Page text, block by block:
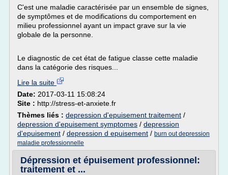
C'est une maladie caractérisée par un ensemble de signes,
de symptômes et de modifications du comportement en
milieu professionnel ayant un impact grave sur la vie
globale de la personne.
Le diagnostic de cet état de fatigue classe cette maladie
dans la catégorie des risques...
Lire la suite
Date: 2017-03-11 15:08:24
Site : http://stress-et-anxiete.fr
Thèmes liés : depression d'epuisement traitement /
depression d'epuisement symptomes / depression
d'epuisement / depression d epuisement / burn out depression
maladie professionnelle
Dépression et épuisement professionnel:
traitement et ...